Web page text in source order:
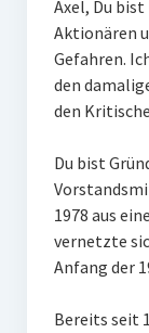
Axel, Du
Aktionären
Gefahren.
den
den
Du bist
1978 aus
vernetzte
Anfang der
Bereits seit